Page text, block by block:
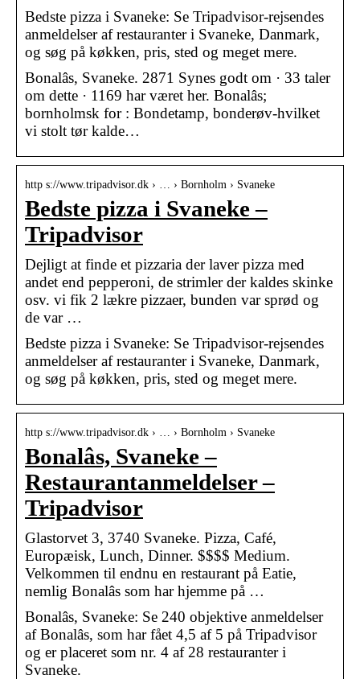
Bedste pizza i Svaneke: Se Tripadvisor-rejsendes
anmeldelser af restauranter i Svaneke, Danmark,
og søg på køkken, pris, sted og meget mere.
Bonalâs, Svaneke. 2871 Synes godt om · 33 taler
om dette · 1169 har været her. Bonalâs;
bornholmsk for : Bondetamp, bonderøv-hvilket
vi stolt tør kalde…
http s://www.tripadvisor.dk › … › Bornholm › Svaneke
Bedste pizza i Svaneke –
Tripadvisor
Dejligt at finde et pizzaria der laver pizza med
andet end pepperoni, de strimler der kaldes skinke
osv. vi fik 2 lækre pizzaer, bunden var sprød og
de var …
Bedste pizza i Svaneke: Se Tripadvisor-rejsendes
anmeldelser af restauranter i Svaneke, Danmark,
og søg på køkken, pris, sted og meget mere.
http s://www.tripadvisor.dk › … › Bornholm › Svaneke
Bonalâs, Svaneke –
Restaurantanmeldelser –
Tripadvisor
Glastorvet 3, 3740 Svaneke. Pizza, Café,
Europæisk, Lunch, Dinner. $$$$ Medium.
Velkommen til endnu en restaurant på Eatie,
nemlig Bonalâs som har hjemme på …
Bonalâs, Svaneke: Se 240 objektive anmeldelser
af Bonalâs, som har fået 4,5 af 5 på Tripadvisor
og er placeret som nr. 4 af 28 restauranter i
Svaneke.